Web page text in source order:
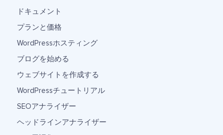
ドキュメント
プランと価格
WordPressホスティング
ブログを始める
ウェブサイトを作成する
WordPressチュートリアル
SEOアナライザー
ヘッドラインアナライザー